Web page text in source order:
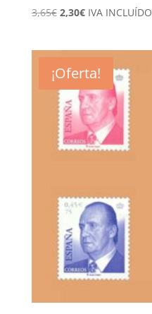
3,65€ El
3,65€.
2,30€El
2,30€.
IVA INCLUÍDO
¡Oferta!